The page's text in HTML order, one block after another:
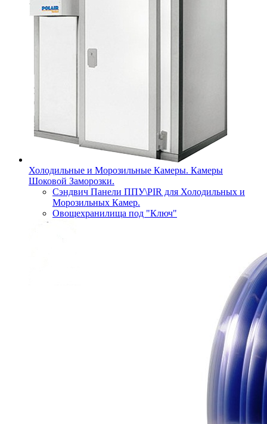
Холодильные и Морозильные Камеры. Камеры
Шоковой Заморозки.
Сэндвич Панели ППУ\PIR для Холодильных и
Морозильных Камер.
Овощехранилища под "Ключ"